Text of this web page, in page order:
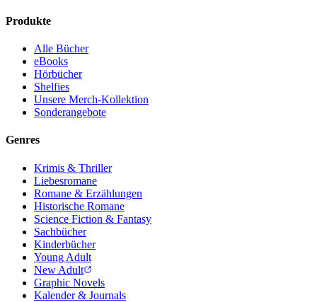
Produkte
Alle Bücher
eBooks
Hörbücher
Shelfies
Unsere Merch-Kollektion
Sonderangebote
Genres
Krimis & Thriller
Liebesromane
Romane & Erzählungen
Historische Romane
Science Fiction & Fantasy
Sachbücher
Kinderbücher
Young Adult
New Adult
Graphic Novels
Kalender & Journals